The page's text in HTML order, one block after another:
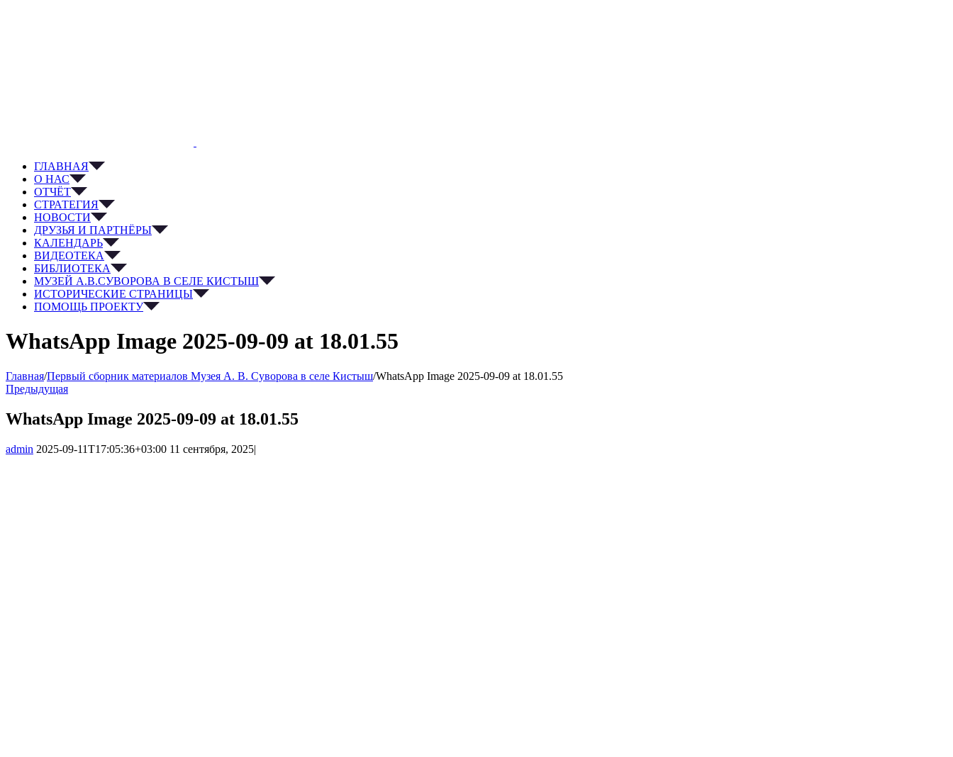
ГЛАВНАЯ
О НАС
ОТЧЁТ
СТРАТЕГИЯ
НОВОСТИ
ДРУЗЬЯ И ПАРТНЁРЫ
КАЛЕНДАРЬ
ВИДЕОТЕКА
БИБЛИОТЕКА
МУЗЕЙ А.В.СУВОРОВА В СЕЛЕ КИСТЫШ
ИСТОРИЧЕСКИЕ СТРАНИЦЫ
ПОМОЩЬ ПРОЕКТУ
WhatsApp Image 2025-09-09 at 18.01.55
Главная/Первый сборник материалов Музея А. В. Суворова в селе Кистыш/WhatsApp Image 2025-09-09 at 18.01.55
Предыдущая
WhatsApp Image 2025-09-09 at 18.01.55
admin 2025-09-11T17:05:36+03:00 11 сентября, 2025|